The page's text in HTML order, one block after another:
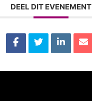
DEEL DIT EVENEMENT